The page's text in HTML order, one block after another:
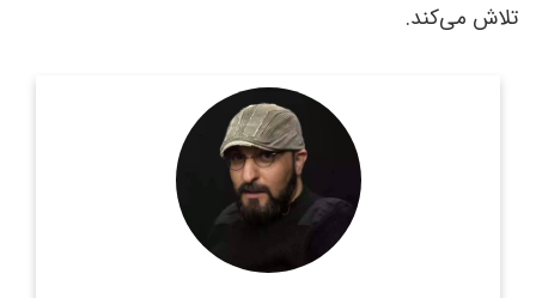
تلاش می‌کند.
روزنامه نگار و کارشناس ارشد روزنامه نگاری سیاسی و عضو
تحریریه دیپلماسی ایرانی.
اطلاعات بیشتر